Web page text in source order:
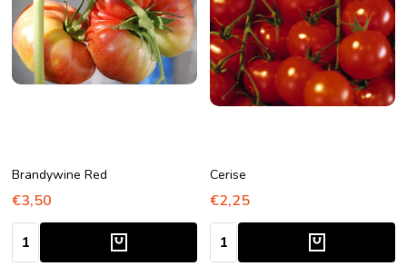
Brandywine Red
€3,50
Aantal:
Cerise
€2,25
Aantal: